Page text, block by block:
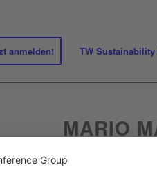
anmelden! TW Sustainability
MARIO
circular.fashion